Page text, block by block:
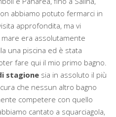
abbiamo potuto fermarci in
approfondita, ma vi
era assolutamente
una piscina ed è stata
fare qui il mio primo bagno.
stagione sia in assoluto il più
che nessun altro bagno
competere con quello
cantato a squarciagola,